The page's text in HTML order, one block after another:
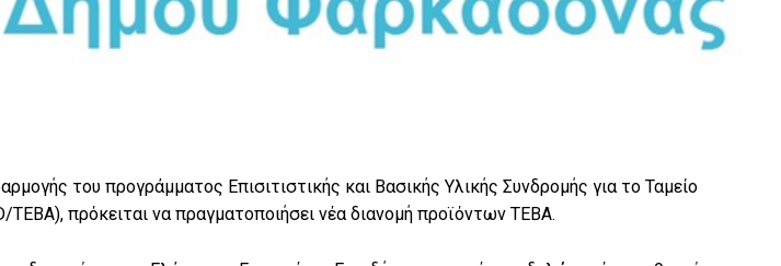
του προγράμματος Επισιτιστικής και Βασικής Υλικής Συνδρομής για το Ταμείο
πρόκειται να πραγματοποιήσει νέα διανομή προϊόντων ΤΕΒΑ.